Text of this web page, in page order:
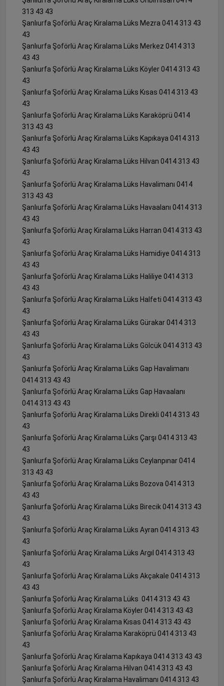
313 43 43
Şanlıurfa Şoförlü Araç Kiralama Lüks Mezra 0414 313 43
43
Şanlıurfa Şoförlü Araç Kiralama Lüks Merkez 0414 313
43 43
Şanlıurfa Şoförlü Araç Kiralama Lüks Köyler 0414 313 43
43
Şanlıurfa Şoförlü Araç Kiralama Lüks Kısas 0414 313 43
43
Şanlıurfa Şoförlü Araç Kiralama Lüks Karaköprü 0414
313 43 43
Şanlıurfa Şoförlü Araç Kiralama Lüks Kapıkaya 0414 313
43 43
Şanlıurfa Şoförlü Araç Kiralama Lüks Hilvan 0414 313 43
43
Şanlıurfa Şoförlü Araç Kiralama Lüks Havalimanı 0414
313 43 43
Şanlıurfa Şoförlü Araç Kiralama Lüks Havaalanı 0414 313
43 43
Şanlıurfa Şoförlü Araç Kiralama Lüks Harran 0414 313 43
43
Şanlıurfa Şoförlü Araç Kiralama Lüks Hamidiye 0414 313
43 43
Şanlıurfa Şoförlü Araç Kiralama Lüks Haliliye 0414 313
43 43
Şanlıurfa Şoförlü Araç Kiralama Lüks Halfeti 0414 313 43
43
Şanlıurfa Şoförlü Araç Kiralama Lüks Gürakar 0414 313
43 43
Şanlıurfa Şoförlü Araç Kiralama Lüks Gölcük 0414 313 43
43
Şanlıurfa Şoförlü Araç Kiralama Lüks Gap Havalimanı
0414 313 43 43
Şanlıurfa Şoförlü Araç Kiralama Lüks Gap Havaalanı
0414 313 43 43
Şanlıurfa Şoförlü Araç Kiralama Lüks Direkli 0414 313 43
43
Şanlıurfa Şoförlü Araç Kiralama Lüks Çarşı 0414 313 43
43
Şanlıurfa Şoförlü Araç Kiralama Lüks Ceylanpınar 0414
313 43 43
Şanlıurfa Şoförlü Araç Kiralama Lüks Bozova 0414 313
43 43
Şanlıurfa Şoförlü Araç Kiralama Lüks Birecik 0414 313 43
43
Şanlıurfa Şoförlü Araç Kiralama Lüks Ayran 0414 313 43
43
Şanlıurfa Şoförlü Araç Kiralama Lüks Argıl 0414 313 43
43
Şanlıurfa Şoförlü Araç Kiralama Lüks Akçakale 0414 313
43 43
Şanlıurfa Şoförlü Araç Kiralama Lüks 0414 313 43 43
Şanlıurfa Şoförlü Araç Kiralama Köyler 0414 313 43 43
Şanlıurfa Şoförlü Araç Kiralama Kısas 0414 313 43 43
Şanlıurfa Şoförlü Araç Kiralama Karaköprü 0414 313 43
43
Şanlıurfa Şoförlü Araç Kiralama Kapıkaya 0414 313 43 43
Şanlıurfa Şoförlü Araç Kiralama Hilvan 0414 313 43 43
Şanlıurfa Şoförlü Araç Kiralama Havalimanı 0414 313 43